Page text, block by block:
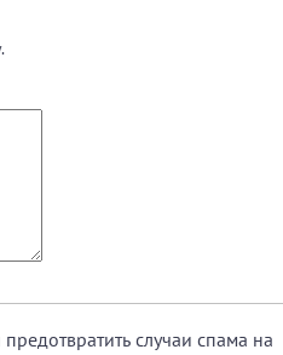
случаи спама на